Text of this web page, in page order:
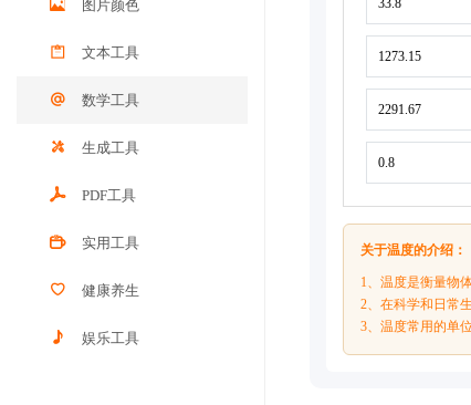
图片颜色
文本工具
数学工具
生成工具
PDF工具
实用工具
健康养生
娱乐工具
关于温度的介绍：
1、温度是衡量物
2、在科学和日常
3、温度常用的单